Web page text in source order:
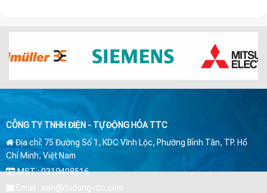
CÔNG TY TNHH ĐIỆN - TỰ ĐỘNG HÓA TTC
Địa chỉ: 75 Đường Số 1, KDC Vĩnh Lộc, Phường Bình Tân, TP. Hồ
Chí Minh, Việt Nam
MST : 0319408516
Email : son@tudong-ttc.com